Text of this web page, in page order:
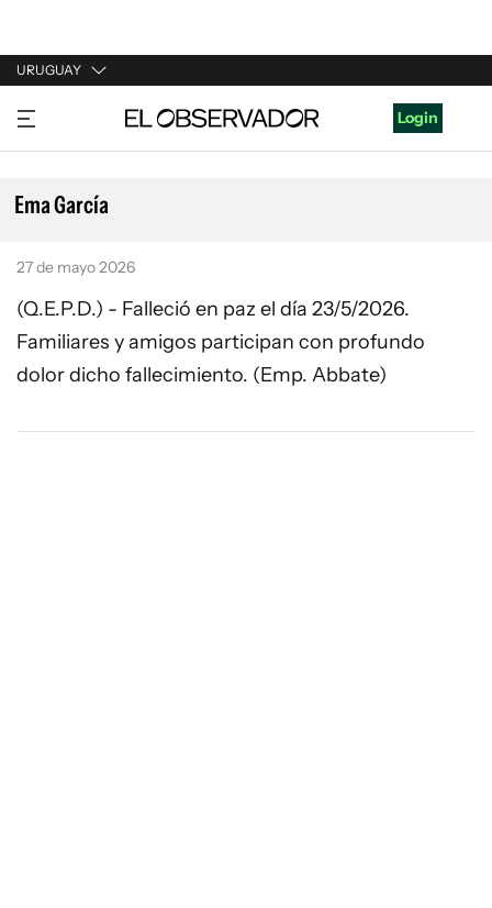
URUGUAY
URUGUAY
ARGENTINA
ESPAÑA
Login
Ema García
27 de mayo 2026
(Q.E.P.D.) - Falleció en paz el día 23/5/2026.
Familiares y amigos participan con profundo
dolor dicho fallecimiento. (Emp. Abbate)